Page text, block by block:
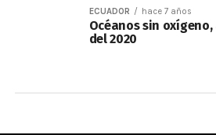
ECUADOR hace 7 años
Océanos sin
del 2020